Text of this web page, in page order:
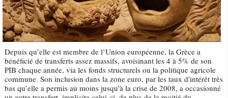
Depuis qu’elle est membre de l’Union européenne, la Grèce a
bénéficié de transferts assez massifs, avoisinant les 4 à 5% de son
PIB chaque année, via les fonds structurels ou la politique agricole
commune. Son inclusion dans la zone euro, par les taux d'intérêt très
bas qu’elle a permis au moins jusqu'à la crise de 2008, a occasionné